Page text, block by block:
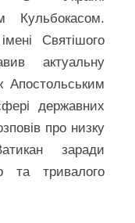
Кульбокасом.
Святішого
актуальну
Апостольським
державних
про низку
заради
та тривалого